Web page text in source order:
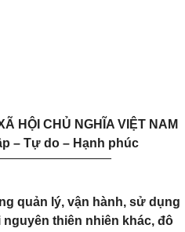
HỘI CHỦ NGHĨA VIỆT NAM
– Tự do – Hạnh phúc
quản lý, vận hành, sử dụng
thiên nhiên khác, đô